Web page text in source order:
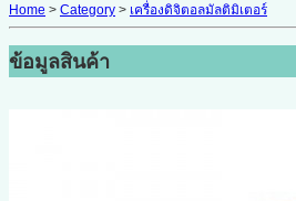
Home > Category > เครื่องดิจิตอลมัลติมิเตอร์
ข้อมูลสินค้า